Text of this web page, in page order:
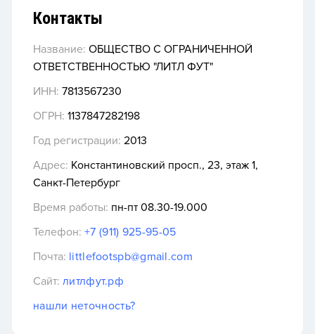
Контакты
Название: ОБЩЕСТВО С ОГРАНИЧЕННОЙ
ОТВЕТСТВЕННОСТЬЮ "ЛИТЛ ФУТ"
ИНН: 7813567230
ОГРН: 1137847282198
Год регистрации: 2013
Адрес: Константиновский просп., 23, этаж 1,
Санкт-Петербург
Время работы: пн-пт 08.30-19.000
Телефон: +7 (911) 925-95-05
Почта: littlefootspb@gmail.com
Сайт: литлфут.рф
нашли неточность?